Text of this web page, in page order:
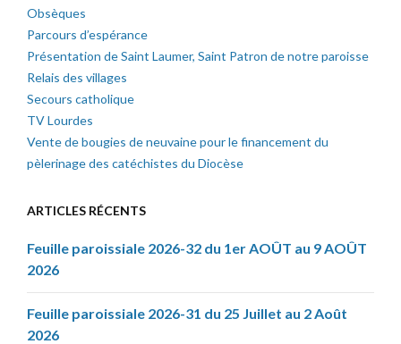
Obsèques
Parcours d’espérance
Présentation de Saint Laumer, Saint Patron de notre paroisse
Relais des villages
Secours catholique
TV Lourdes
Vente de bougies de neuvaine pour le financement du
pèlerinage des catéchistes du Diocèse
ARTICLES RÉCENTS
Feuille paroissiale 2026-32 du 1er AOÛT au 9 AOÛT
2026
Feuille paroissiale 2026-31 du 25 Juillet au 2 Août
2026